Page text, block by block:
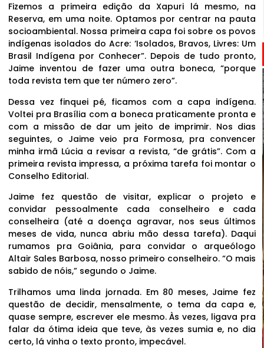
Fizemos a primeira edição da Xapuri lá mesmo, na
Reserva, em uma noite. Optamos por centrar na pauta
socioambiental. Nossa primeira capa foi sobre os povos
indígenas isolados do Acre: ‘Isolados, Bravos, Livres: Um
Brasil Indígena por Conhecer”. Depois de tudo pronto,
Jaime inventou de fazer uma outra boneca, “porque
toda revista tem que ter número zero”.
Dessa vez finquei pé, ficamos com a capa indígena.
Voltei pra Brasília com a boneca praticamente pronta e
com a missão de dar um jeito de imprimir. Nos dias
seguintes, o Jaime veio pra Formosa, pra convencer
minha irmã Lúcia a revisar a revista, “de grátis”. Com a
primeira revista impressa, a próxima tarefa foi montar o
Conselho Editorial.
Jaime fez questão de visitar, explicar o projeto e
convidar pessoalmente cada conselheiro e cada
conselheira (até a doença agravar, nos seus últimos
meses de vida, nunca abriu mão dessa tarefa). Daqui
rumamos pra Goiânia, para convidar o arqueólogo
Altair Sales Barbosa, nosso primeiro conselheiro. “O mais
sabido de nóis,” segundo o Jaime.
Trilhamos uma linda jornada. Em 80 meses, Jaime fez
questão de decidir, mensalmente, o tema da capa e,
quase sempre, escrever ele mesmo. Às vezes, ligava pra
falar da ótima ideia que teve, às vezes sumia e, no dia
certo, lá vinha o texto pronto, impecável.